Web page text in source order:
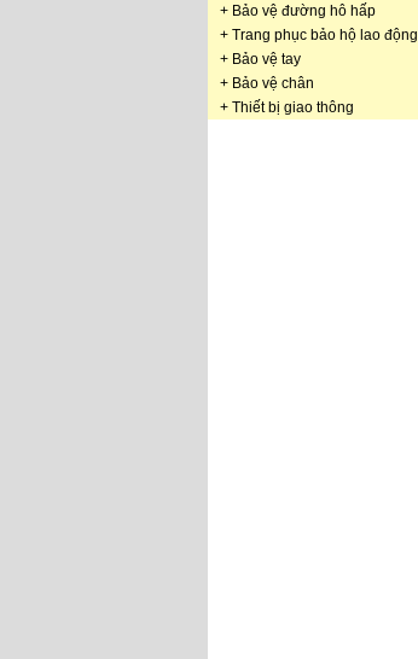
+ Bảo vệ đường hô hấp
+ Trang phục bảo hộ lao động
+ Bảo vệ tay
+ Bảo vệ chân
+ Thiết bị giao thông